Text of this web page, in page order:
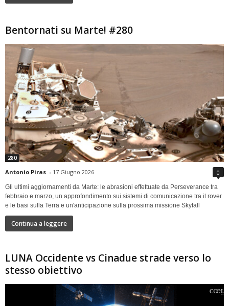
Bentornati su Marte! #280
280
Antonio Piras - 17 Giugno 2026 0
Gli ultimi aggiornamenti da Marte: le abrasioni effettuate da Perseverance tra
febbraio e marzo, un approfondimento sui sistemi di comunicazione tra il rover
e le basi sulla Terra e un'anticipazione sulla prossima missione Skyfall
Continua a leggere
LUNA Occidente vs Cinadue strade verso lo
stesso obiettivo